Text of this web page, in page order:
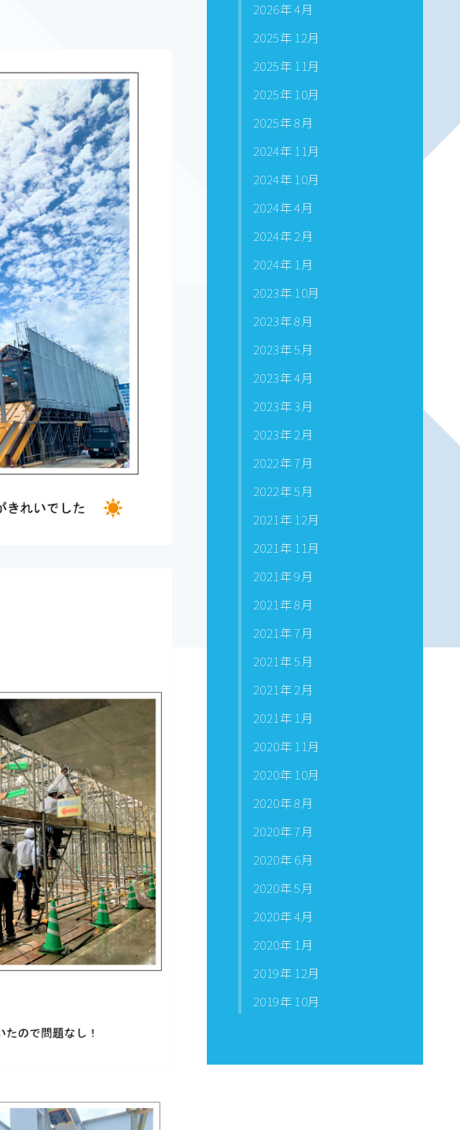
2026年 4月
2025年 12月
2025年 11月
2025年 10月
2025年 8月
2024年 11月
2024年 10月
2024年 4月
2024年 2月
2024年 1月
2023年 10月
2023年 8月
2023年 5月
2023年 4月
2023年 3月
2023年 2月
2022年 7月
2022年 5月
2021年 12月
2021年 11月
2021年 9月
2021年 8月
2021年 7月
2021年 5月
2021年 2月
2021年 1月
2020年 11月
2020年 10月
2020年 8月
2020年 7月
2020年 6月
2020年 5月
2020年 4月
2020年 1月
2019年 12月
2019年 10月